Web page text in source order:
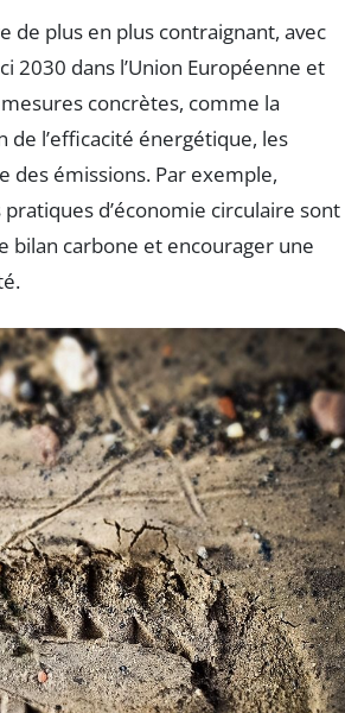
de plus en plus contraignant, avec
2030 dans l’Union Européenne et
concrètes, comme la
de l’efficacité énergétique, les
des émissions. Par exemple,
d’économie circulaire sont
bilan carbone et encourager une